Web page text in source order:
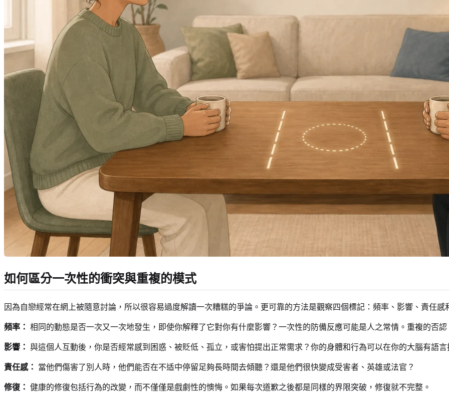
如何區分一次性的衝突與重複的模式
因為自戀經常在網上被隨意討論，所以很容易過度解讀一次糟糕的爭論。更可靠的方法是觀察四個標記：頻率、影響、責任感
頻率： 相同的動態是否一次又一次地發生，即使你解釋了它對你有什麼影響？一次性的防備反應可能是人之常情。重複的否
影響： 與這個人互動後，你是否經常感到困惑、被貶低、孤立，或害怕提出正常需求？你的身體和行為可以在你的大腦有語
責任感： 當他們傷害了別人時，他們能否在不适中停留足夠長時間去傾聽？還是他們很快變成受害者、英雄或法官？
修復： 健康的修復包括行為的改變，而不僅僅是戲劇性的懊悔。如果每次道歉之後都是同樣的界限突破，修復就不完整。